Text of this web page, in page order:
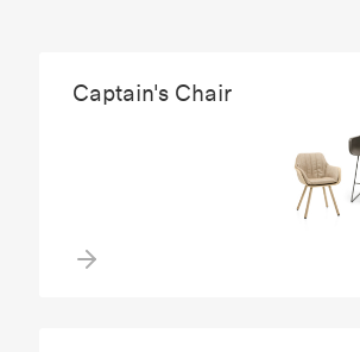
Captain's Chair